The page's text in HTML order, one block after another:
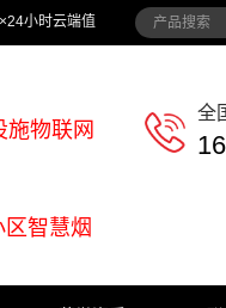
小时云端值
物联网
智慧烟
全